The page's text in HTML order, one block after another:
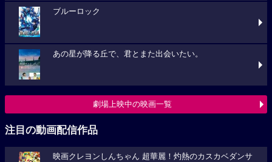
ブルーロック
あの星が降る丘で、君とまた出会いたい。
劇場上映中の映画一覧
注目の動画配信作品
映画クレヨンしんちゃん 超華麗！灼熱のカスカベダンサ